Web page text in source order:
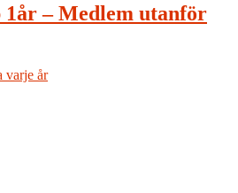
1år – Medlem utanför
varje år